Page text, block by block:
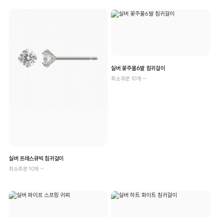
실버 프레스큐빅 침귀걸이
최소주문 10개 ~
실버 꽃주물6발 침귀걸이
최소주문 10개 ~